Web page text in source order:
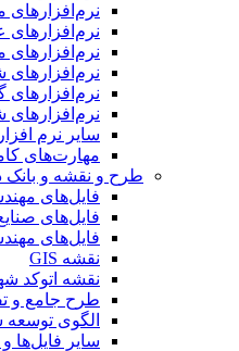
نرم‌افزارهای
نرم‌افزارهای
نرم‌افزارهای
سایر نرم
مهارت‌های
طرح و نقشه و بانک
فایل‌های
فایل‌های
فایل‌های
نقشه GIS
نقشه اتوکد
طرح جامع و
الگوی
سایر